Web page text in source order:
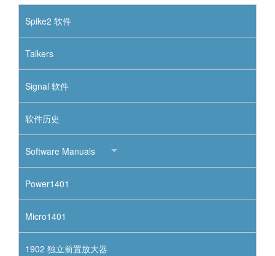
Spike2 软件
Talkers
Signal 软件
软件历史
Software Manuals
Power1401
Micro1401
1902 独立前置放大器